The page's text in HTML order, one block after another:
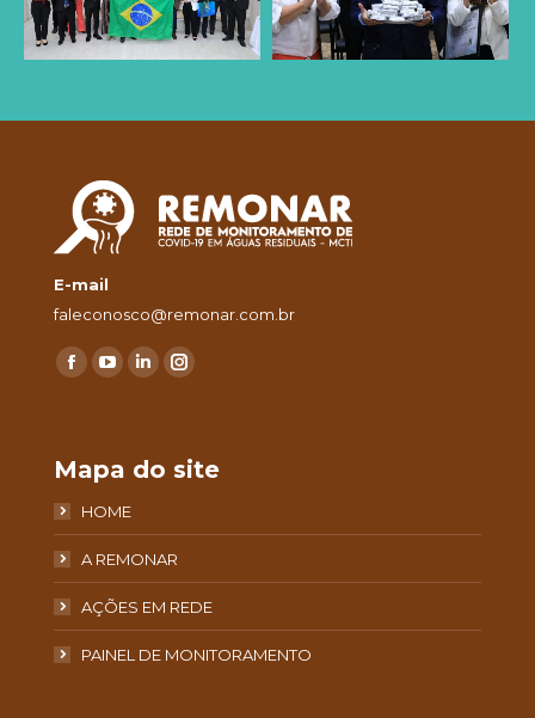
E-mail
faleconosco@remonar.com.br
Encontre-nos em:
Facebook
in
new
window
YouTube
in
window
Linkedin
in
window
Instagram
in
window
Mapa do site
HOME
A REMONAR
AÇÕES EM REDE
PAINEL DE MONITORAMENTO